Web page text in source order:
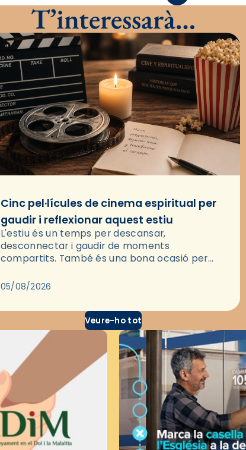
T’interessarà…
Cinc pel·lícules de cinema espiritual per
gaudir i reflexionar aquest estiu
L'estiu és un temps per descansar,
desconnectar i gaudir de moments
compartits. També és una bona ocasió per
través del cinema, reflexionar sobre les…
05/08/2026
Veure-ho tot